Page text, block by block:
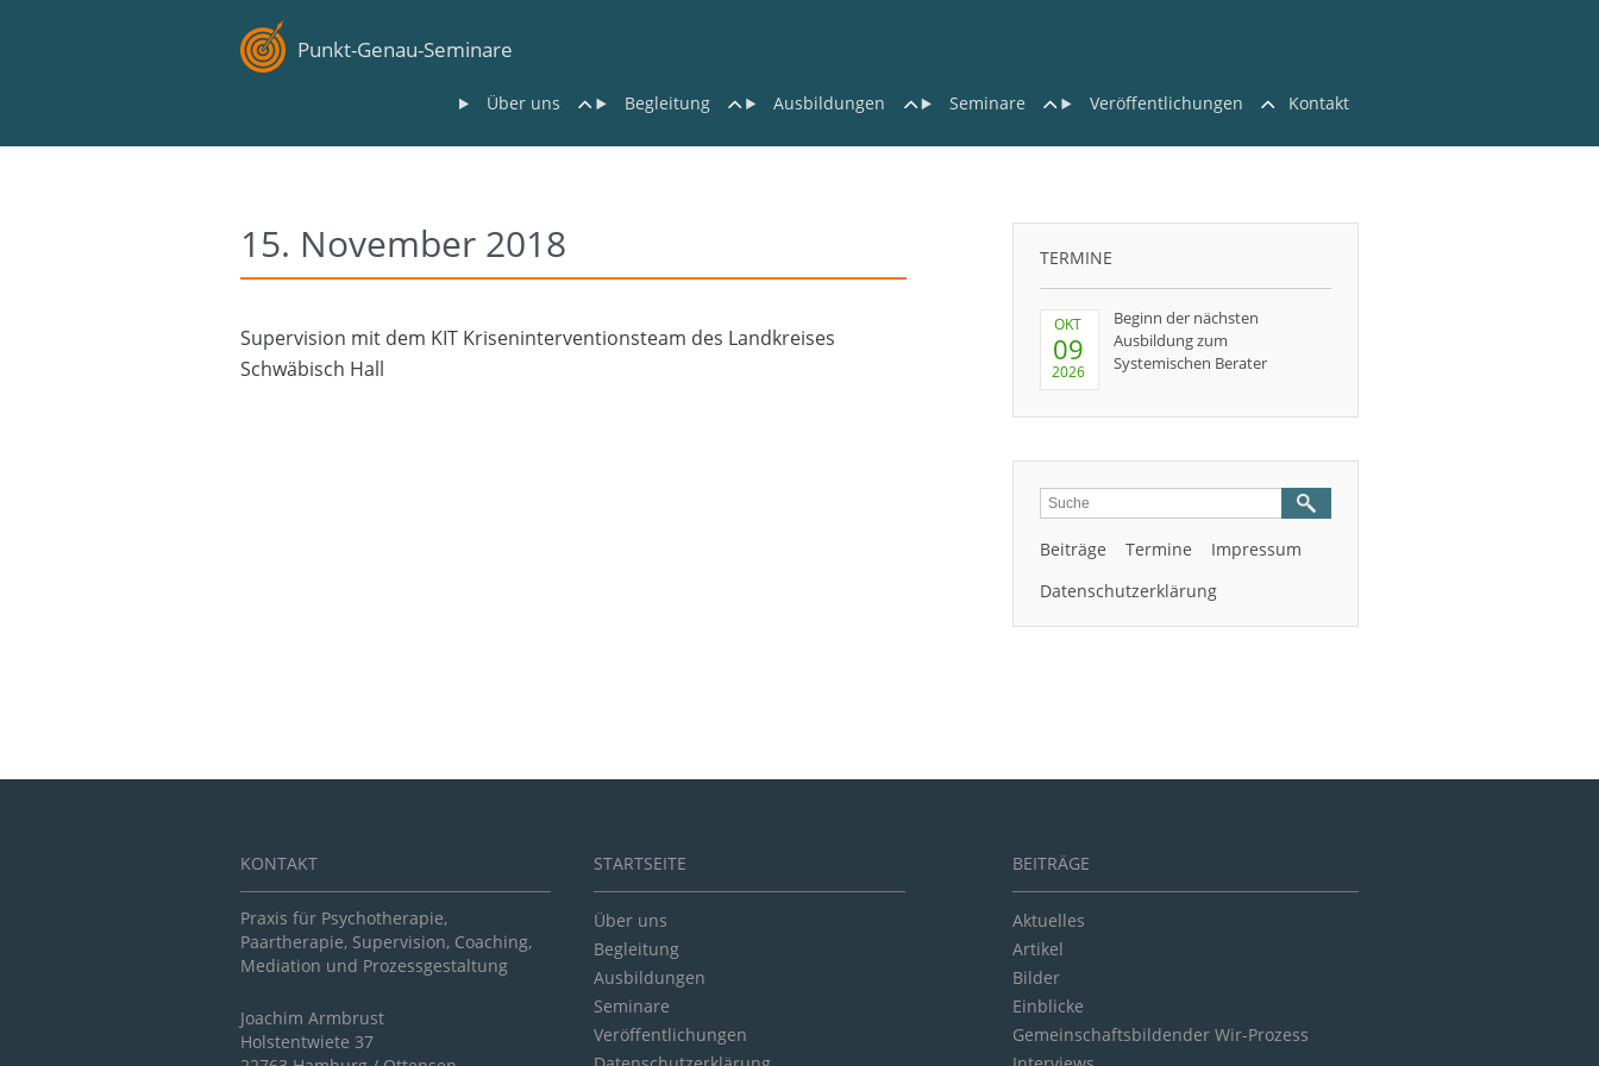
Punkt-Genau-Seminare
Über uns Begleitung Ausbildungen Seminare Veröffentlichungen Kontakt
15. November 2018
Supervision mit dem KIT Kriseninterventionsteam des Landkreises
Schwäbisch Hall
TERMINE
OKT
09
2026
Beginn der nächsten
Ausbildung zum
Systemischen Berater
Beiträge Termine
Impressum
Datenschutzerklärung
KONTAKT
Praxis für Psychotherapie,
Paartherapie, Supervision, Coaching,
Mediation und Prozessgestaltung
Joachim Armbrust
Holstentwiete 37
STARTSEITE
Über uns
Begleitung
Ausbildungen
Seminare
Veröffentlichungen
BEITRÄGE
Aktuelles
Artikel
Bilder
Einblicke
Gemeinschaftsbildender Wir-Prozess